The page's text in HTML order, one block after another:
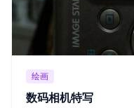
绘画
数码相机特写